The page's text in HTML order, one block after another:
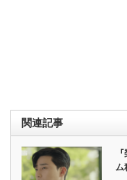
関連記事
ム